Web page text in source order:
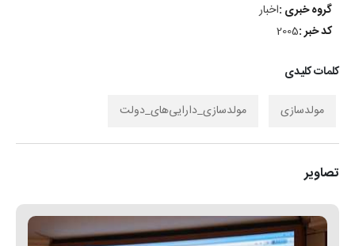
گروه خبری :اخبار
کد خبر :2005
کلمات کلیدی
مولدسازی مولدسازی_دارایی‌های_دولت
تصاویر